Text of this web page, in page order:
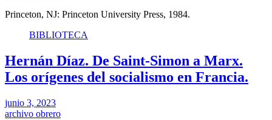
Princeton, NJ: Princeton University Press, 1984.
BIBLIOTECA
Hernán Díaz. De Saint-Simon a Marx.
Los orígenes del socialismo en Francia.
junio 3, 2023
archivo obrero